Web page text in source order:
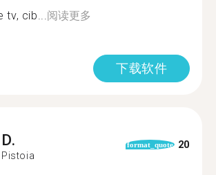
tv, cib...阅读更多
下载软件
D.
Pistoia
format_quote 20